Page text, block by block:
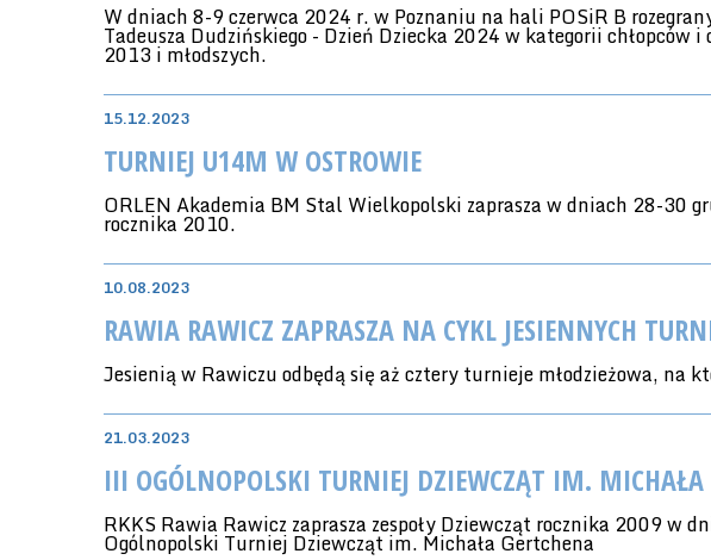
W dniach 8-9 czerwca 2024 r. w Poznaniu na hali POSiR B
Tadeusza Dudzińskiego - Dzień Dziecka 2024 w kategorii chłopców
2013 i młodszych.
15.12.2023
TURNIEJ U14M W OSTROWIE
ORLEN Akademia BM Stal Wielkopolski zaprasza w dniach 28-30
rocznika 2010.
10.08.2023
RAWIA RAWICZ ZAPRASZA NA CYKL JESIENNYCH
Jesienią w Rawiczu odbędą się aż cztery turnieje młodzieżowa, na
21.03.2023
III OGÓLNOPOLSKI TURNIEJ DZIEWCZĄT IM. MICHAŁA
RKKS Rawia Rawicz zaprasza zespoły Dziewcząt rocznika 2009 w
Ogólnopolski Turniej Dziewcząt im. Michała Gertchena